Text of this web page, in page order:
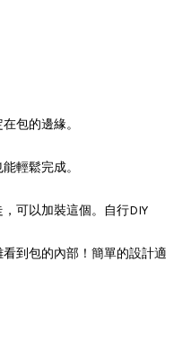
包的邊緣。
輕鬆完成。
可以加裝這個。自行DIY
到包的內部！簡單的設計適